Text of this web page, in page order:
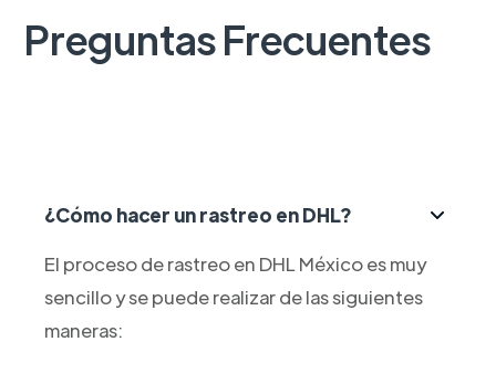
Preguntas Frecuentes
¿Cómo hacer un rastreo en DHL?
El proceso de rastreo en DHL México es muy
sencillo y se puede realizar de las siguientes
maneras: